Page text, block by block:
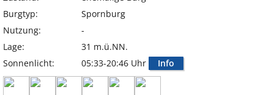
Burgtyp:
Spornburg
Nutzung:
-
Lage:
31 m.ü.NN.
Sonnenlicht:
05:33-20:46 Uhr Info